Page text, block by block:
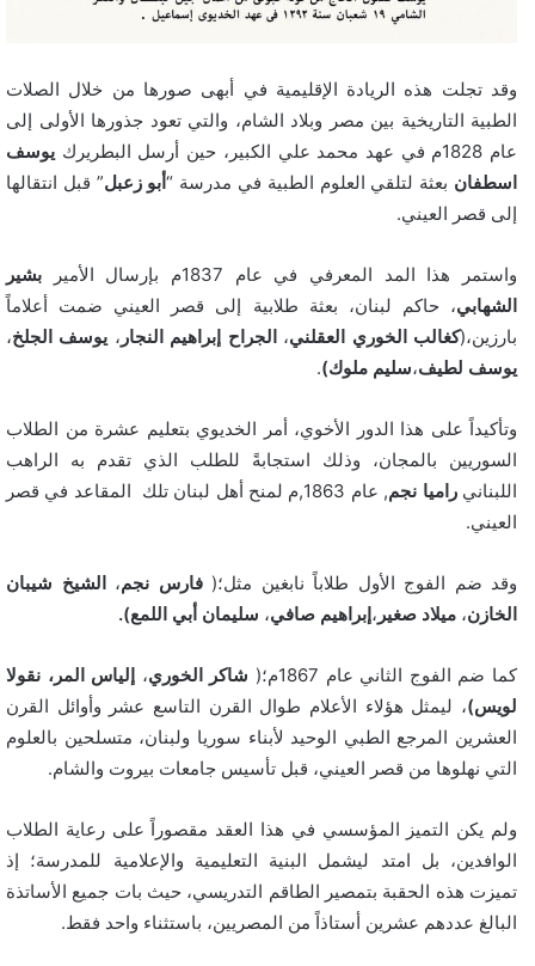
وقد تجلت هذه الريادة الإقليمية في أبهى صورها من خلال الصلات
الطبية التاريخية بين مصر وبلاد الشام، والتي تعود جذورها الأولى إلى
عام 1828م في عهد محمد علي الكبير، حين أرسل البطريرك
يوسف
اسطفان بعثة لتلقي العلوم الطبية في مدرسة “أبو زعبل” قبل انتقالها
إلى قصر العيني.
واستمر هذا المد المعرفي في عام 1837م بإرسال الأمير
بشير
الشهابي، حاكم لبنان، بعثة طلابية إلى قصر العيني ضمت أعلاماً
بارزين،(كغالب الخوري العقلني،الجراح إبراهيم النجار ، يوسف الجلخ،
يوسف لطيف،سليم ملوك).
وتأكيداً على هذا الدور الأخوي، أمر الخديوي بتعليم عشرة من الطلاب
السوريين بالمجان، وذلك استجابةً للطلب الذي تقدم به الراهب
اللبنانيراميا نجم
, عام 1863,م لمنح أهل لبنان تلك المقاعد في قصر
العيني.
وقد ضم الفوج الأول طلاباً نابغين مثل؛(فارس نجم،الشيخ شيبان
الخازن، ميلاد صغير ،إبراهيم صافي، سليمان أبي اللمع).
كما ضم الفوج الثاني عام 1867م؛( شاكر الخوري، إلياس المر، نقولا
لويس)، ليمثل هؤلاء الأعلام طوال القرن التاسع عشر وأوائل القرن
العشرين المرجع الطبي الوحيد لأبناء سوريا ولبنان، متسلحين بالعلوم
التي نهلوها من قصر العيني، قبل تأسيس جامعات بيروت والشام.
ولم يكن التميز المؤسسي في هذا العقد مقصوراً على رعاية الطلاب
الوافدين، بل امتد ليشمل البنية التعليمية والإعلامية للمدرسة؛ إذ
تميزت هذه الحقبة بتمصير الطاقم التدريسي، حيث بات جميع الأساتذة
البالغ عددهم عشرين أستاذاً من المصريين، باستثناء واحد فقط.